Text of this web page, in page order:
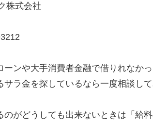
株式会社
ーンや大手消費者金融で借りれなか
サラ金を探しているなら一度相談し
のがどうしても出来ないときは「給